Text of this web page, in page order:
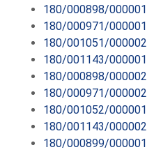
180/000898/000001
180/000971/000001
180/001051/000002
180/001143/000001
180/000898/000002
180/000971/000002
180/001052/000001
180/001143/000002
180/000899/000001